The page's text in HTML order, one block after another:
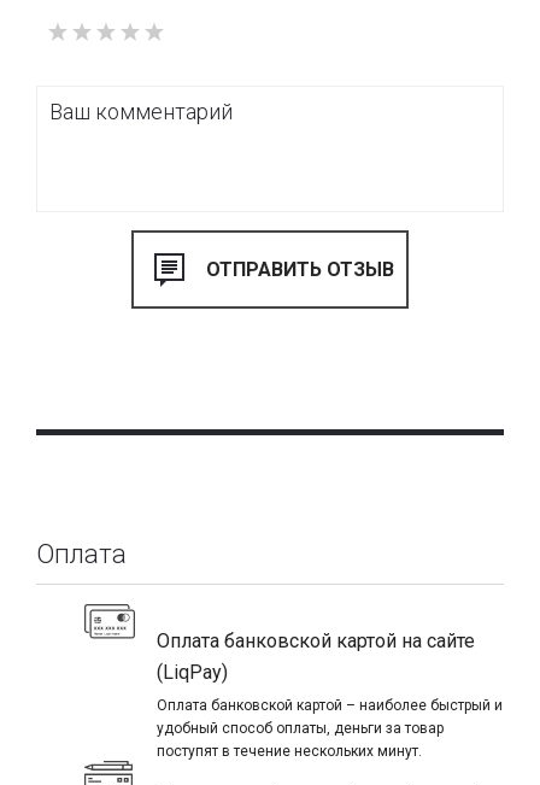
можно купить наиболее подходящие для Вас решения,
Также Вы можете купить ролеты через наш интернет-
магазин www.tbi.ua, где при помощи фильтров можно
Оплата
Оплата банковской картой на сайте
(LiqPay)
Оплата банковской картой – наиболее быстрый и
удобный способ оплаты, деньги за товар
поступят в течение нескольких минут.